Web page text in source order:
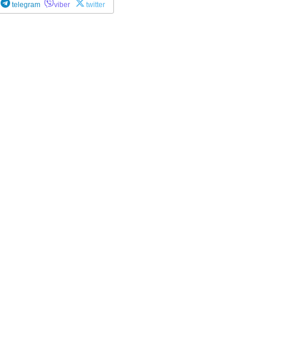
telegram viber twitter